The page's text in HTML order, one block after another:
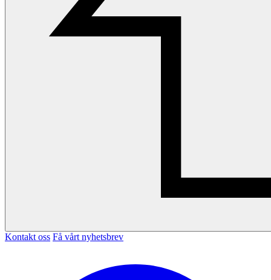
Kontakt oss Få vårt nyhetsbrev